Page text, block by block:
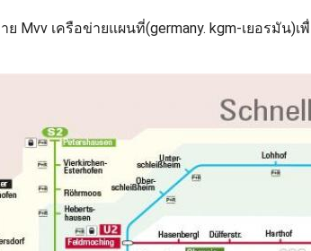
ย Mvv เครือข่ายแผนที่(germany. kgm-เยอรมัน